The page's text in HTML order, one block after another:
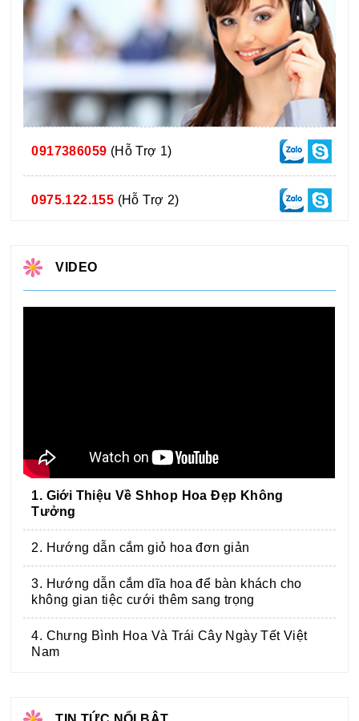
0917386059 (Hỗ Trợ 1)
0975.122.155 (Hỗ Trợ 2)
VIDEO
1. Giới Thiệu Về Shhop Hoa Đẹp Không
Tưởng
2. Hướng dẫn cắm giỏ hoa đơn giản
3. Hướng dẫn cắm dĩa hoa để bàn khách cho
không gian tiệc cưới thêm sang trọng
4. Chưng Bình Hoa Và Trái Cây Ngày Tết Việt
Nam